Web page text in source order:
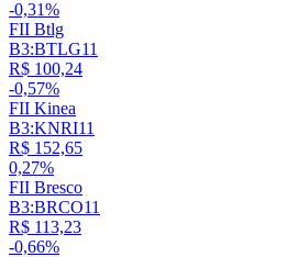
-0,31%
FII Btlg
B3:BTLG11
R$ 100,24
-0,57%
FII Kinea
B3:KNRI11
R$ 152,65
0,27%
FII Bresco
B3:BRCO11
R$ 113,23
-0,66%